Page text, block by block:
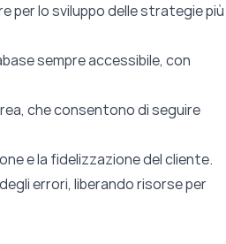
per lo sviluppo delle strategie più
sempre accessibile, con
che consentono di seguire
e la fidelizzazione del cliente.
errori, liberando risorse per